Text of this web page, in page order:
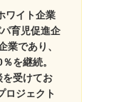
ワイト企業
育児促進企
業であり、
を継続。
受けてお
ロジェクト